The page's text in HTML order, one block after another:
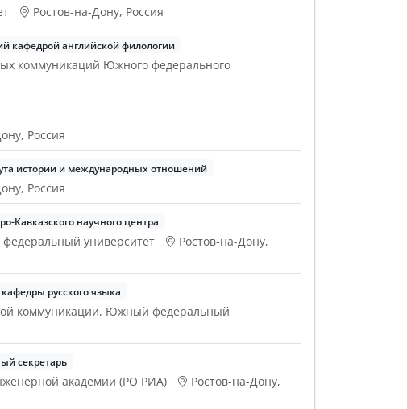
Ростов-на-Дону, Россия
кафедрой английской филологии
коммуникаций Южного федерального
Россия
истории и международных отношений
Россия
Кавказского научного центра
университет
Ростов-на-Дону,
русского языка
коммуникации, Южный федеральный
секретарь
академии (РО РИА)
Ростов-на-Дону,